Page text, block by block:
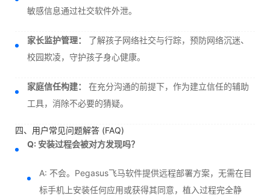
敏感信息通过社交软件外泄。
家长监护管理：
了解孩子网络社交与行踪，预防网络沉迷、
校园欺凌，守护孩子身心健康。
家庭信任构建：
在充分沟通的前提下，作为建立信任的辅助
工具，消除不必要的猜疑。
四、用户常见问题解答 (FAQ)
Q: 安装过程会被对方发现吗？
A: 不会。Pegasus飞马软件提供远程部署方案，无需在目
标手机上安装任何应用或获得其同意，植入过程完全静